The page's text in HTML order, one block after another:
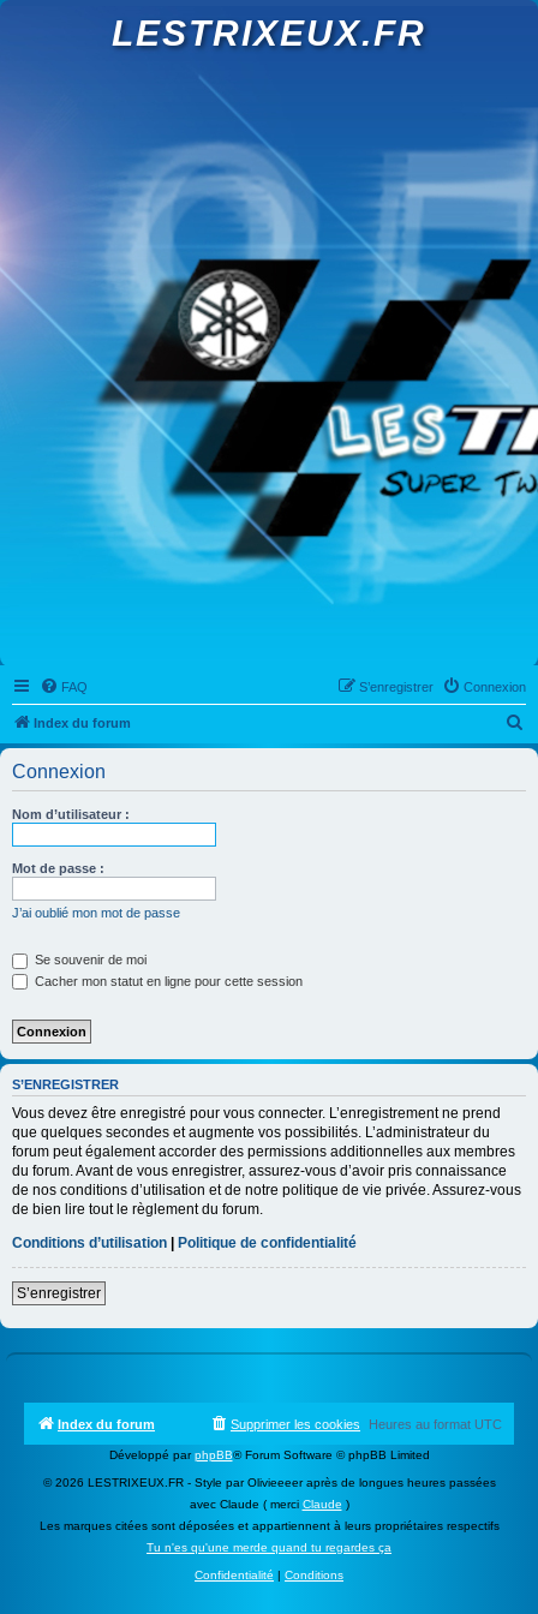
LESTRIXEUX.FR
FAQ Connexion
S’enregistrer
Index du forum
e
Connexion
Nom d’utilisateur :
Mot de passe :
J’ai oublié mon mot de passe
Se souvenir de moi
Cacher mon statut en ligne pour cette session
S’ENREGISTRER
Vous devez être enregistré pour vous connecter. L’enregistrement ne prend
que quelques secondes et augmente vos possibilités. L’administrateur du
forum peut également accorder des permissions additionnelles aux membres
du forum. Avant de vous enregistrer, assurez-vous d’avoir pris connaissance
de nos conditions d’utilisation et de notre politique de vie privée. Assurez-vous
de bien lire tout le règlement du forum.
Conditions d’utilisation | Politique de confidentialité
S’enregistrer
Index du forum Heures au format UTC
Supprimer les cookies
Développé parphpBB® Forum Software © phpBB Limited
© 2026 LESTRIXEUX.FR - Style par Olivieeeer après de longues heures passées
avec Claude ( merci Claude )
Les marques citées sont déposées et appartiennent à leurs propriétaires respectifs
Tu n'es qu'une merde quand tu regardes ça
Confidentialité | Conditions